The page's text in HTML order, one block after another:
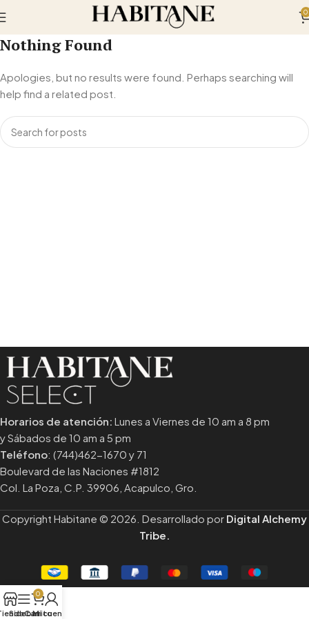
0
Nothing Found
Apologies, but no results were found. Perhaps searching will
help find a related post.
Horarios de atención: Lunes a Viernes de 10 am a 8 pm
y Sábados de 10 am a 5 pm
Teléfono: (744)462-1670 y 71
Boulevard de las Naciones #1812
Col. La Poza, C.P. 39906, Acapulco, Gro.
Copyright Habitane © 2026. Desarrollado por Digital Alchemy
Tribe.
Sidebar
0
Carrito
Mi cuenta